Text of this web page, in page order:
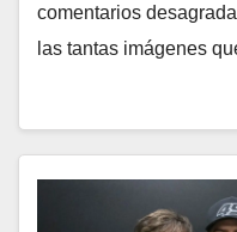
comentarios
las tantas imágenes